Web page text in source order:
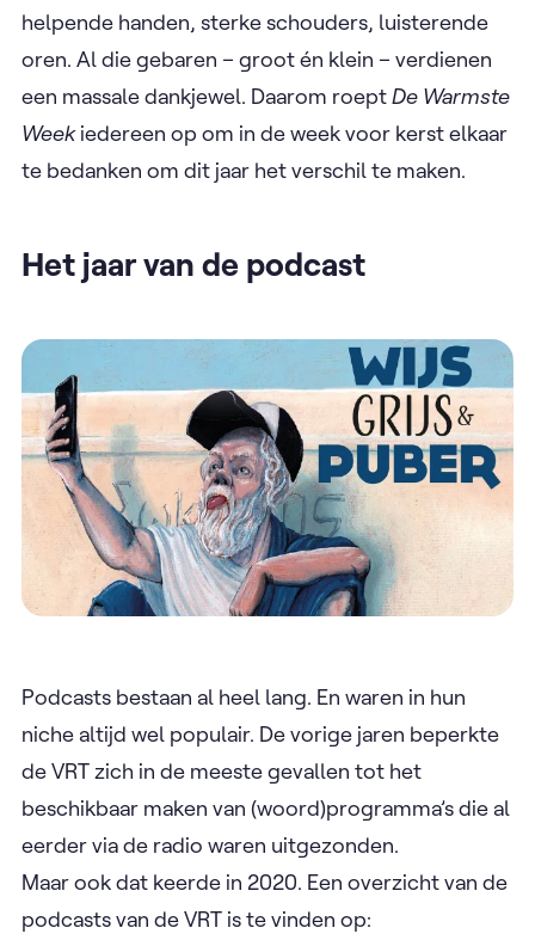
helpende handen, sterke schouders, luisterende
oren. Al die gebaren – groot én klein – verdienen
een massale dankjewel. Daarom roeptDe Warmste
Weekiedereen op om in de week voor kerst elkaar
te bedanken om dit jaar het verschil te maken.
Het jaar van de podcast
Podcasts bestaan al heel lang. En waren in hun
niche altijd wel populair. De vorige jaren beperkte
de VRT zich in de meeste gevallen tot het
beschikbaar maken van (woord)programma’s die al
eerder via de radio waren uitgezonden.
Maar ook dat keerde in 2020. Een overzicht van de
podcasts van de VRT is te vinden op: